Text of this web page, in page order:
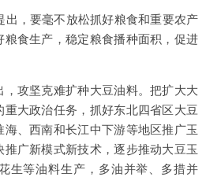
出，要毫不放松抓好粮食和重要农产
食生产，稳定粮食播种面积，促进
攻坚克难扩种大豆油料。把扩大大
大政治任务，抓好东北四省区大豆
、西南和长江中下游等地区推广玉
广新模式新技术，逐步推动大豆玉
生等油料生产，多油并举、多措并